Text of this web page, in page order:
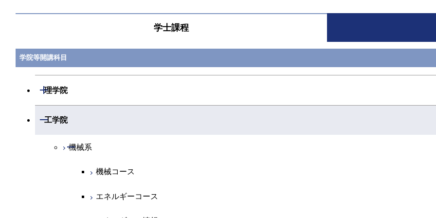
学士課程
学院等開講科目
理学院
開閉
物理学系
物理学コース
物質・情報卓越コース
化学コース
エネルギーコース
地球惑星科学コース
工学院
開閉
機械系
開閉
機械コース
エネルギーコース